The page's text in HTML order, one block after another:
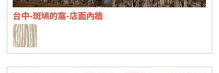
台中-斑鳩的窩-店面內牆